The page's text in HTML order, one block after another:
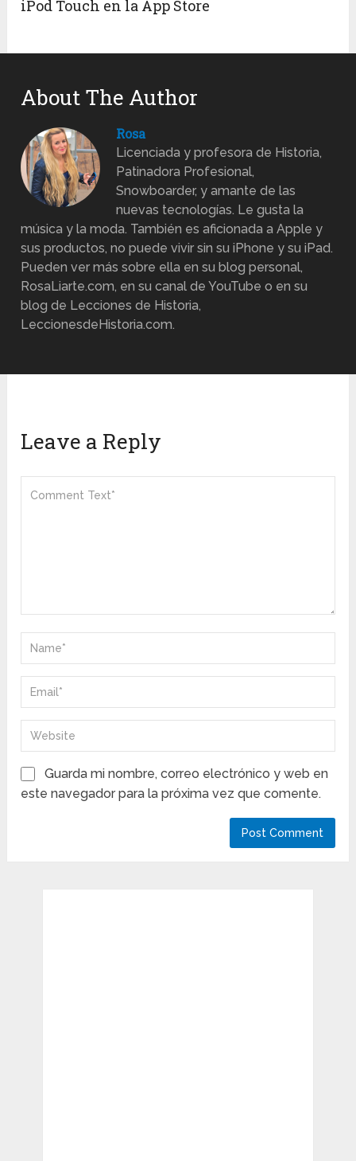
iPod Touch en la App Store
About The Author
Rosa
Licenciada y profesora de Historia,
Patinadora Profesional,
Snowboarder, y amante de las
nuevas tecnologías. Le gusta la
música y la moda. También es aficionada a Apple y
sus productos, no puede vivir sin su iPhone y su iPad.
Pueden ver más sobre ella en su blog personal,
RosaLiarte.com, en su canal de YouTube o en su
blog de Lecciones de Historia,
LeccionesdeHistoria.com.
Leave a Reply
Guarda mi nombre, correo electrónico y web en
este navegador para la próxima vez que comente.